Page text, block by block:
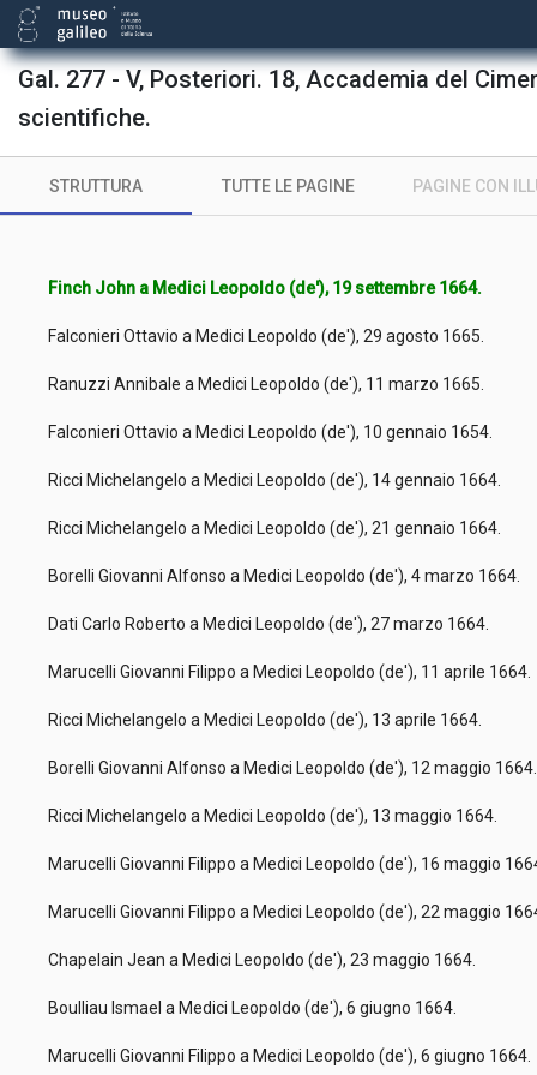
Gal. 277 - V, Posteriori. 18, Accademia del
scientifiche.
STRUTTURA TUTTE LE PAGINE PAGINE CON
Finch John a Medici Leopoldo (de'), 19 settembre 1664.
Falconieri Ottavio a Medici Leopoldo (de'), 29 agosto 1665.
Ranuzzi Annibale a Medici Leopoldo (de'), 11 marzo 1665.
Falconieri Ottavio a Medici Leopoldo (de'), 10 gennaio 1654.
Ricci Michelangelo a Medici Leopoldo (de'), 14 gennaio 1664.
Ricci Michelangelo a Medici Leopoldo (de'), 21 gennaio 1664.
Borelli Giovanni Alfonso a Medici Leopoldo (de'), 4 marzo 1664.
Dati Carlo Roberto a Medici Leopoldo (de'), 27 marzo 1664.
Marucelli Giovanni Filippo a Medici Leopoldo (de'), 11 aprile 1664.
Ricci Michelangelo a Medici Leopoldo (de'), 13 aprile 1664.
Borelli Giovanni Alfonso a Medici Leopoldo (de'), 12 maggio 1664.
Ricci Michelangelo a Medici Leopoldo (de'), 13 maggio 1664.
Marucelli Giovanni Filippo a Medici Leopoldo (de'), 16 maggio
Marucelli Giovanni Filippo a Medici Leopoldo (de'), 22 maggio
Chapelain Jean a Medici Leopoldo (de'), 23 maggio 1664.
Boulliau Ismael a Medici Leopoldo (de'), 6 giugno 1664.
Marucelli Giovanni Filippo a Medici Leopoldo (de'), 6 giugno 1664.